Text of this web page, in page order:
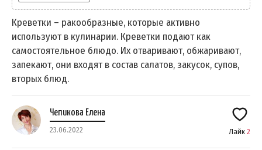
Креветки – ракообразные, которые активно
используют в кулинарии. Креветки подают как
самостоятельное блюдо. Их отваривают, обжаривают,
запекают, они входят в состав салатов, закусок, супов,
вторых блюд.
Чепикова Елена
23.06.2022 Лайк 2